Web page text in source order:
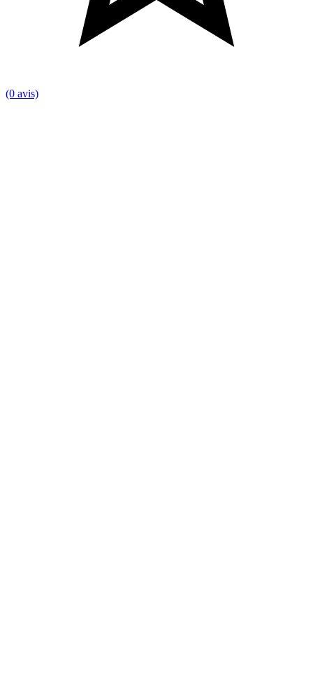
(0 avis)